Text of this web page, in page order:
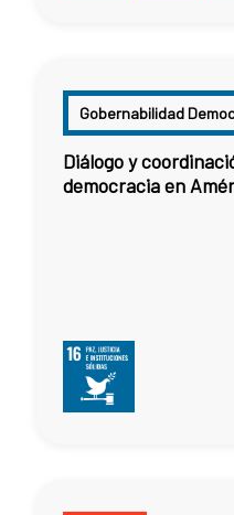
Gobernabilidad
Diálogo y
democracia en